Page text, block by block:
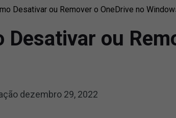
Desativar ou Remover o OneDrive no
Desativar ou
dezembro 29, 2022